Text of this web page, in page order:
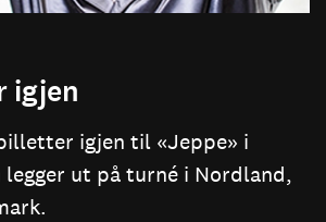
igjen
igjen til «Jeppe» i
legger ut på turné i Nordland,